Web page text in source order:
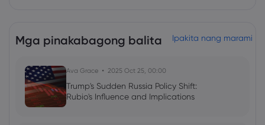
Mga pinakabagong balita Ipakita nang marami
Ava Grace 2025 Oct 25, 00:00
Trump's Sudden Russia Policy Shift:
Rubio's Influence and Implications